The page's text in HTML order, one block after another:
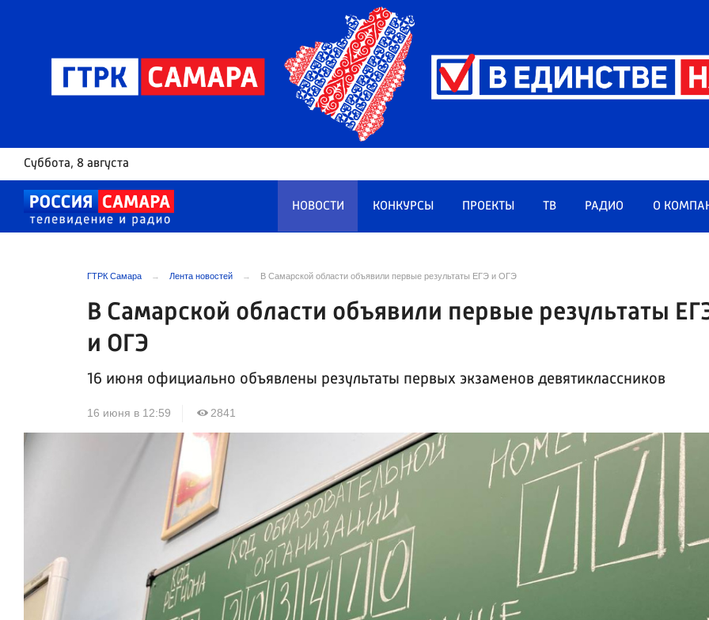
Суббота, 8 августа
НОВОСТИ КОНКУРСЫ ПРОЕКТЫ ТВ РАДИО О
ГТРК Самара Лента новостей В Самарской области объявили первые результаты ЕГЭ и ОГЭ
В Самарской области объявили первые результаты
и ОГЭ
16 июня официально объявлены результаты первых экзаменов девятиклассников
16 июня в 12:59 2841